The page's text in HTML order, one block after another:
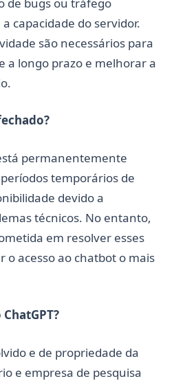
capacidade do servidor.
são necessários para
a longo prazo e melhorar a
permanentemente
temporários de
devido a
técnicos. No entanto,
em resolver esses
o acesso ao chatbot o mais
e de propriedade da
e empresa de pesquisa